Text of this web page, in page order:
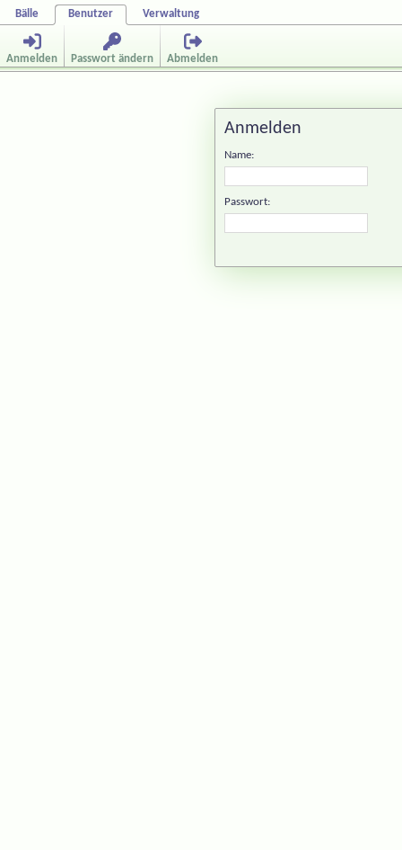
Bälle Benutzer Verwaltung
Anmelden Passwort ändern Abmelden
Anmelden
Name:
Passwort: